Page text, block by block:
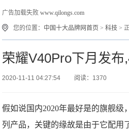
广告加载失败www.qilongs.com
您的位置： 中国十大品牌网首页 >科技 >
荣耀V40Pro下月发布
2020-11-11 04:27:54 阅读：1370
假如说国内2020年最好是的旗舰级
列产品，关键的缘故是由于它配用